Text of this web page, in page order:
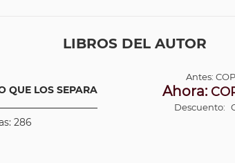
LIBROS DEL AUTOR
QUE LOS SEPARA
286
Antes:COP
Ahora:
Descuento: